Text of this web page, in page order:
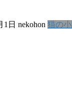
1日 nekohon 猫の小